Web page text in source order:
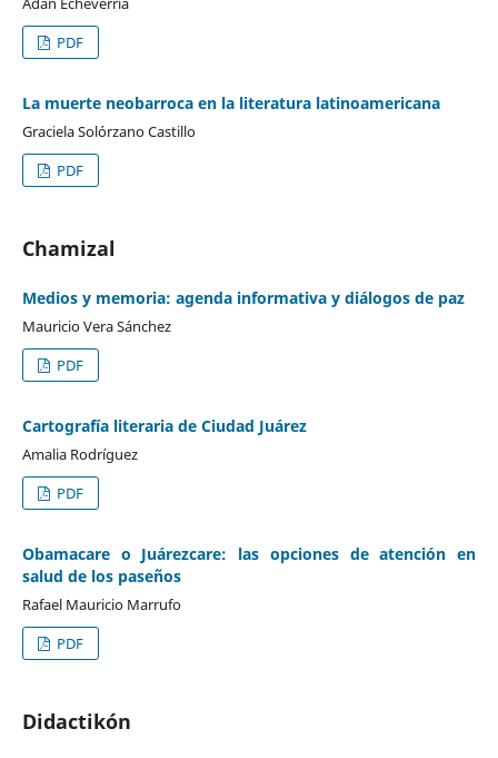
PDF
La muerte neobarroca en la literatura latinoamericana
Graciela Solórzano Castillo
PDF
Chamizal
Medios y memoria: agenda informativa y diálogos de paz
Mauricio Vera Sánchez
PDF
Cartografía literaria de Ciudad Juárez
Amalia Rodríguez
PDF
Obamacare o Juárezcare: las opciones de atención en
salud de los paseños
Rafael Mauricio Marrufo
PDF
Didactikón